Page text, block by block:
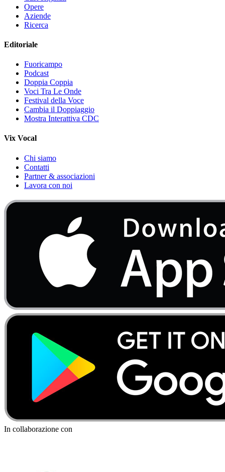
Opere
Aziende
Ricerca
Editoriale
Fuoricampo
Podcast
Doppia Coppia
Voci Tra Le Onde
Festival della Voce
Cambia il Doppiaggio
Mostra Interattiva CDC
Vix Vocal
Chi siamo
Contatti
Partner & associazioni
Lavora con noi
In collaborazione con